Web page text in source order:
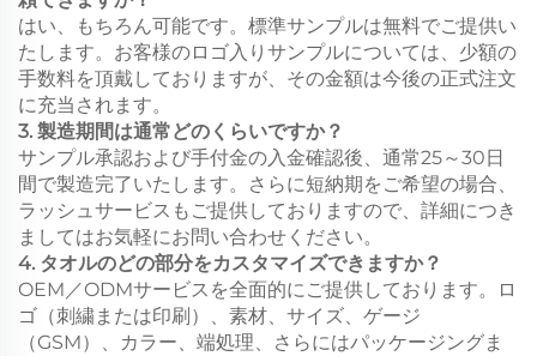
はい、もちろん可能です。標準サンプルは無料でご提供い
たします。お客様のロゴ入りサンプルについては、少額の
手数料を頂戴しておりますが、その金額は今後の正式注文
に充当されます。
3. 製造期間は通常どのくらいですか？
サンプル承認および手付金の入金確認後、通常25～30日
間で製造完了いたします。さらに短納期をご希望の場合、
ラッシュサービスもご提供しておりますので、詳細につき
ましてはお気軽にお問い合わせください。
4. タオルのどの部分をカスタマイズできますか？
OEM／ODMサービスを全面的にご提供しております。ロ
ゴ（刺繍または印刷）、素材、サイズ、ゲージ
（GSM）、カラー、端処理、さらにはパッケージングま